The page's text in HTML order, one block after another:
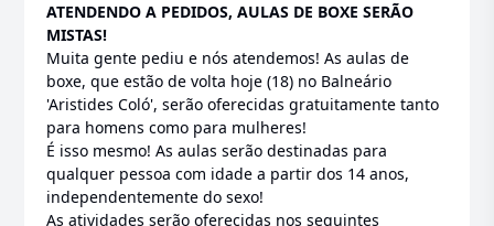
ATENDENDO A PEDIDOS, AULAS DE BOXE SERÃO
MISTAS!
Muita gente pediu e nós atendemos! As aulas de
boxe, que estão de volta hoje (18) no Balneário
'Aristides Coló', serão oferecidas gratuitamente tanto
para homens como para mulheres!
É isso mesmo! As aulas serão destinadas para
qualquer pessoa com idade a partir dos 14 anos,
independentemente do sexo!
As atividades serão oferecidas nos seguintes